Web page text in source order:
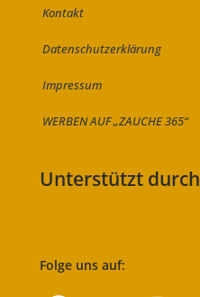
Kontakt
Datenschutzerklärung
Impressum
WERBEN AUF „ZAUCHE 365“
Unterstützt durch
Folge uns auf: